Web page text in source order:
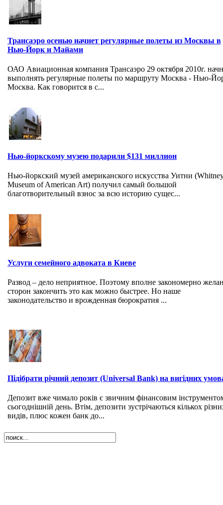
Трансаэро осенью начнет регулярные полеты из Москвы в
Нью-Йорк и Майами
ОАО Авиационная компания Трансаэро 29 октября 2010г.
выполнять регулярные полеты по маршруту Москва - Нью-
Москва. Как говорится в с...
Нью-йоркскому музею подарили $131 миллион
Нью-йоркский музей американского искусства Уитни
Museum of American Art) получил самый большой
благотворительный взнос за всю историю сущес...
Услуги семейного адвоката в Киеве
Развод – дело неприятное. Поэтому вполне закономерно
сторон закончить это как можно быстрее. Но наше
законодательство и врожденная бюрократия ...
Підібрати річний депозит (Universal Bank) на вигідних
Депозит вже чимало років є звичним фінансовим
сьогоднішній день. Втім, депозити зустрічаються кількох
видів, плюс кожен банк до...